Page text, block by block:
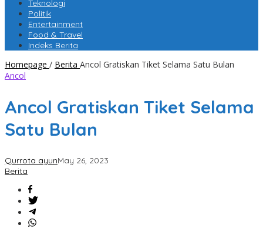
Teknologi
Politik
Entertainment
Food & Travel
Indeks Berita
Homepage / Berita Ancol Gratiskan Tiket Selama Satu Bulan
Ancol
Ancol Gratiskan Tiket Selama
Satu Bulan
Qurrota ayunMay 26, 2023
Berita